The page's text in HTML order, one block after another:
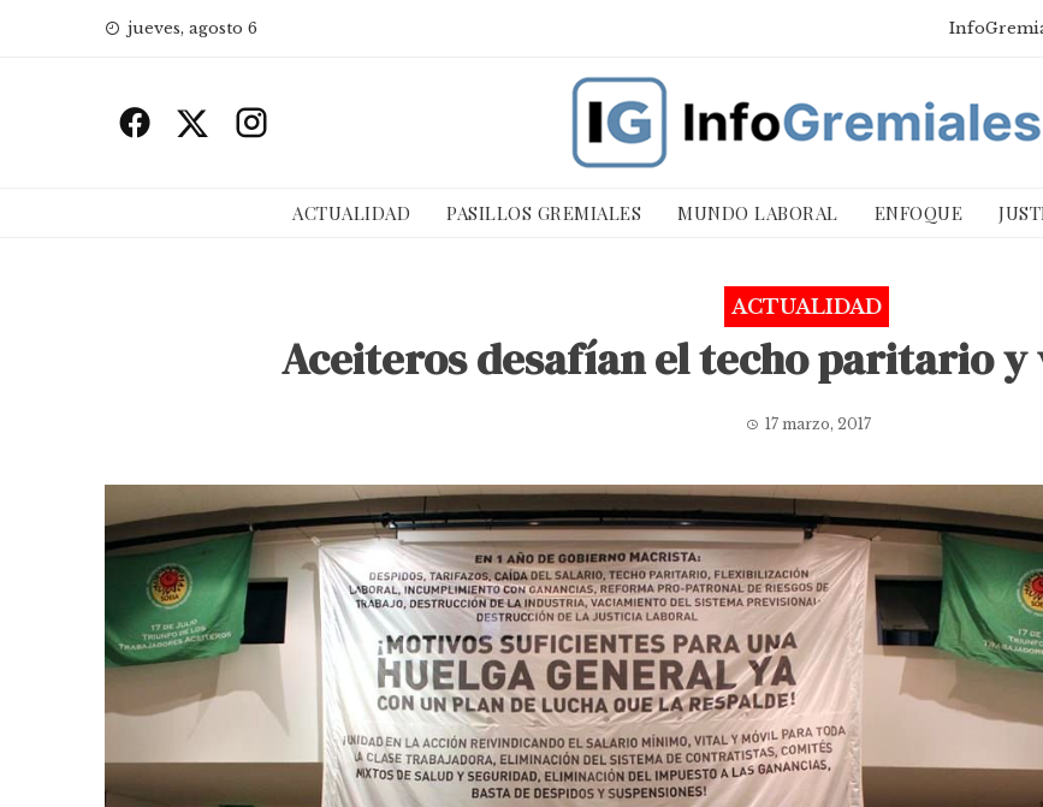
jueves, agosto 6
ACTUALIDAD PASILLOS GREMIALES MUNDO LABORAL ENFOQUE
ACTUALIDAD
Aceiteros desafían el techo paritario y
17 marzo, 2017